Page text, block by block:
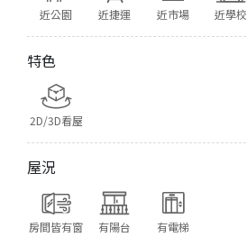
近公園 近捷運 近市場 近學校
特色
2D/3D看屋
屋況
房間皆有窗 有陽台 有電梯